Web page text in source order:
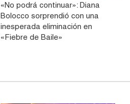
«No podrá continuar»: Diana
Bolocco sorprendió con una
inesperada eliminación en
«Fiebre de Baile»